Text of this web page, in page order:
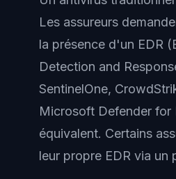
Les assureurs
la présence d'un EDR
Detection and
SentinelOne,
Microsoft Defender for
équivalent. Certains
leur propre EDR via un